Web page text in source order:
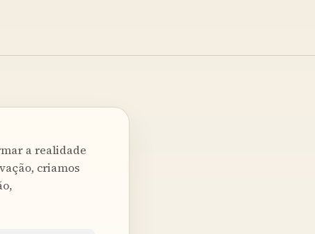
a realidade
criamos